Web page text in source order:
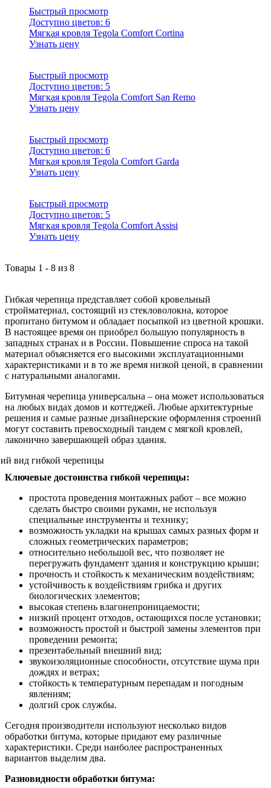
Быстрый просмотр
Доступно цветов: 6
Мягкая кровля Tegola Comfort Cortina
Узнать цену
Быстрый просмотр
Доступно цветов: 5
Мягкая кровля Tegola Comfort San Remo
Узнать цену
Быстрый просмотр
Доступно цветов: 6
Мягкая кровля Tegola Comfort Garda
Узнать цену
Быстрый просмотр
Доступно цветов: 5
Мягкая кровля Tegola Comfort Assisi
Узнать цену
Товары 1 - 8 из 8
Гибкая черепица представляет собой кровельный
стройматериал, состоящий из стекловолокна, которое
пропитано битумом и обладает посыпкой из цветной крошки.
В настоящее время он приобрел большую популярность в
западных странах и в России. Повышение спроса на такой
материал объясняется его высокими эксплуатационными
характеристиками и в то же время низкой ценой, в сравнении
с натуральными аналогами.
Битумная черепица универсальна – она может использоваться
на любых видах домов и коттеджей. Любые архитектурные
решения и самые разные дизайнерские оформления строений
могут составить превосходный тандем с мягкой кровлей,
лаконично завершающей образ здания.
Ключевые достоинства гибкой черепицы:
простота проведения монтажных работ – все можно
сделать быстро своими руками, не используя
специальные инструменты и технику;
возможность укладки на крышах самых разных форм и
сложных геометрических параметров;
относительно небольшой вес, что позволяет не
перегружать фундамент здания и конструкцию крыши;
прочность и стойкость к механическим воздействиям;
устойчивость к воздействиям грибка и других
биологических элементов;
высокая степень влагонепроницаемости;
низкий процент отходов, остающихся после установки;
возможность простой и быстрой замены элементов при
проведении ремонта;
презентабельный внешний вид;
звукоизоляционные способности, отсутствие шума при
дождях и ветрах;
стойкость к температурным перепадам и погодным
явлениям;
долгий срок службы.
Сегодня производители используют несколько видов
обработки битума, которые придают ему различные
характеристики. Среди наиболее распространенных
вариантов выделим два.
Разновидности обработки битума: